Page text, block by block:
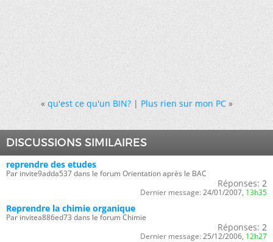
« qu'est ce qu'un BIN?|Plus rien sur mon PC »
DISCUSSIONS SIMILAIRES
reprendre des etudes
Par invite9adda537 dans le forum Orientation après le BAC
Réponses: 2
Dernier message: 24/01/2007, 13h35
Reprendre la chimie organique
Par invitea886ed73 dans le forum Chimie
Réponses: 2
Dernier message: 25/12/2006, 12h27